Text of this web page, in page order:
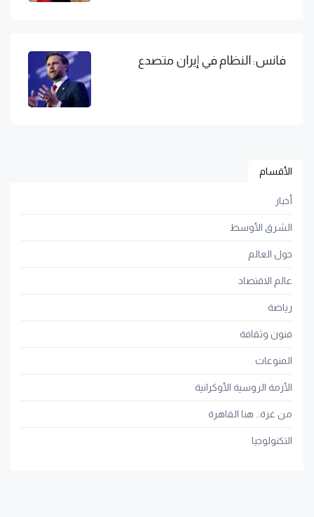
فانس: النظام في إيران متصدع
الأقسام
أخبار
الشرق الأوسط
حول العالم
عالم الاقتصاد
رياضة
فنون وثقافة
المنوعات
الأزمة الروسية الأوكرانية
من غزة.. هنا القاهرة
التكنولوجيا